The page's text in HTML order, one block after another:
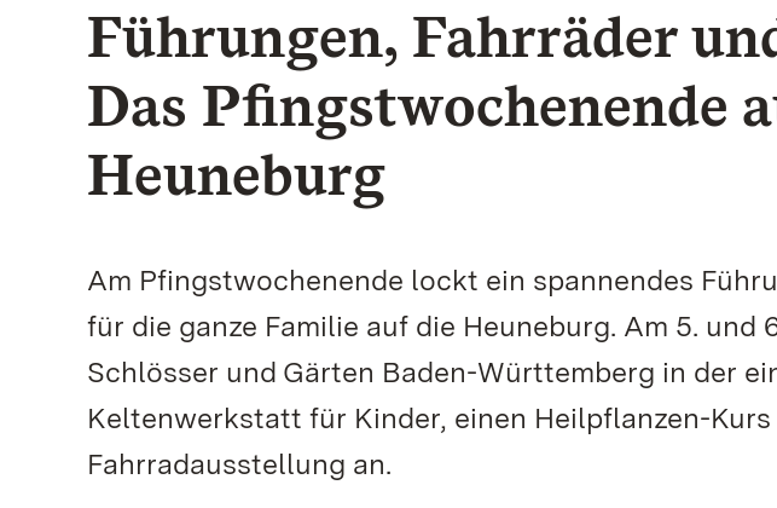
Führungen, Fahrräder
Das Pfingstwochenende
Heuneburg
Am Pfingstwochenende lockt ein spannendes
für die ganze Familie auf die Heuneburg. Am 5. und
Schlösser und Gärten Baden-Württemberg in der
Keltenwerkstatt für Kinder, einen Heilpflanzen-
Fahrradausstellung an.